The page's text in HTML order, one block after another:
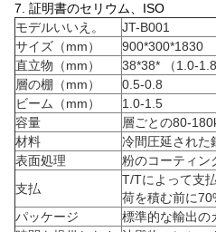
7. 証明書のセリウム、ISO
モデルいいえ。
JT-B001
サイズ（mm）
900*300*1830
直立物（mm）
38*38* （1.0-1.8
層の棚（mm）
0.5-0.8
ビーム（mm）
1.0-1.5
容量
層ごとの80-
材料
冷間圧延された
表面処理
粉のコーティン
支払
T/Tによって支
荷を積む前に
パッケージ
標準的な輸出の